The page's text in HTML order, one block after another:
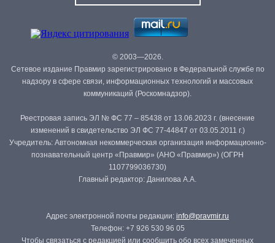
© 2003—2026.
Сетевое издание Правмир зарегистрировано в Федеральной службе по
надзору в сфере связи, информационных технологий и массовых
коммуникаций (Роскомнадзор).
Реестровая запись ЭЛ № ФС 77 – 85438 от 13.06.2023 г. (внесение
изменений в свидетельство ЭЛ ФС 77-44847 от 03.05.2011 г.)
Учредитель: Автономная некоммерческая организация информационно-
познавательный центр «Правмир» (АНО «Правмир») (ОГРН
1107799036730)
Главный редактор: Данилова А.А.
Адрес электронной почты редакции: info@pravmir.ru
Телефон: +7 926 530 96 05
Чтобы связаться с редакцией или сообщить обо всех замеченных